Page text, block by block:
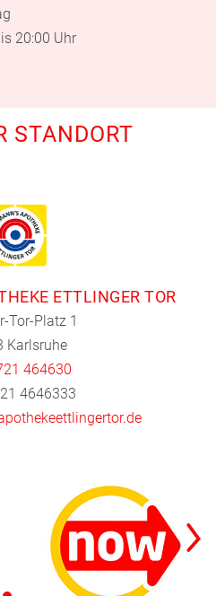
20:00 Uhr
STANDORT
ETTLINGER TOR
Tor-Platz 1
Karlsruhe
464630
4646333